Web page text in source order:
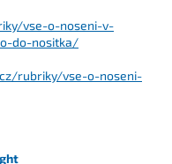
vse-o-noseni-v-
do-nositka/
rubriky/vse-o-noseni-